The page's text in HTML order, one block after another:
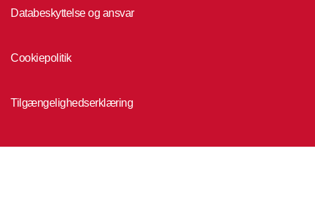
Databeskyttelse og ansvar
Cookiepolitik
Tilgængelighedserklæring